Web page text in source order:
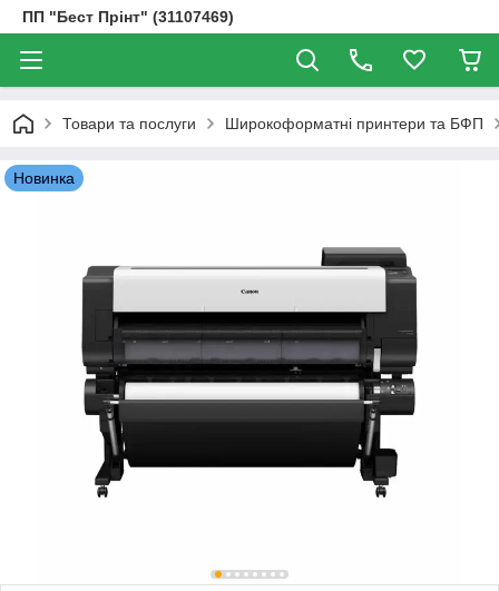
ПП "Бест Прінт" (31107469)
Товари та послуги Широкоформатні принтери та БФП
Новинка